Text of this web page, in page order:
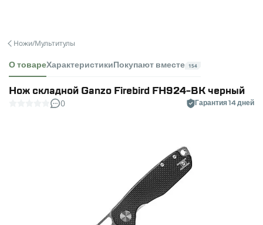
Ножи/Мультитулы
О товареХарактеристики Покупают вместе 154
Нож складной Ganzo Firebird FH924-BK черный
0 Гарантия 14 дней